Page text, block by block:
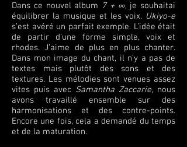
Dans ce nouvel album 7 + ∞, je souhaitai
équilibrer la musique et les voix. Ukiyo-e
s’est avéré un parfait exemple. L’idée était
de partir d’une forme simple, voix et
rhodes. J’aime de plus en plus chanter.
Dans mon image du chant, il n’y a pas de
textes mais plutôt des sons et des
textures. Les mélodies sont venues assez
vites puis avec Samantha Zaccarie, nous
avons travaillé ensemble sur des
harmonisations et des contre-points.
Encore une fois, cela a demandé du temps
et de la maturation.